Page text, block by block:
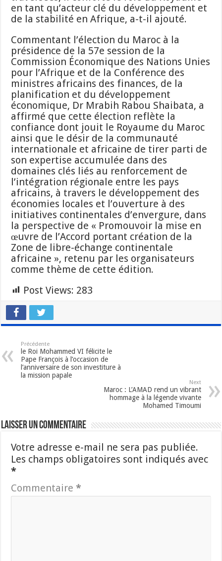
en tant qu’acteur clé du développement et
de la stabilité en Afrique, a-t-il ajouté.
Commentant l’élection du Maroc à la
présidence de la 57e session de la
Commission Économique des Nations Unies
pour l’Afrique et de la Conférence des
ministres africains des finances, de la
planification et du développement
économique, Dr Mrabih Rabou Shaibata, a
affirmé que cette élection reflète la
confiance dont jouit le Royaume du Maroc
ainsi que le désir de la communauté
internationale et africaine de tirer parti de
son expertise accumulée dans des
domaines clés liés au renforcement de
l’intégration régionale entre les pays
africains, à travers le développement des
économies locales et l’ouverture à des
initiatives continentales d’envergure, dans
la perspective de « Promouvoir la mise en
œuvre de l’Accord portant création de la
Zone de libre-échange continentale
africaine », retenu par les organisateurs
comme thème de cette édition.
Post Views: 283
Précédente
le Roi Mohammed VI félicite le
Pape François à l’occasion de
l’anniversaire de son investiture à
la mission papale
Next
Maroc : L’AMAD rend un vibrant
hommage à la légende vivante
Mohamed Timoumi
Laisser un commentaire
Votre adresse e-mail ne sera pas publiée.
Les champs obligatoires sont indiqués avec
*
Commentaire*